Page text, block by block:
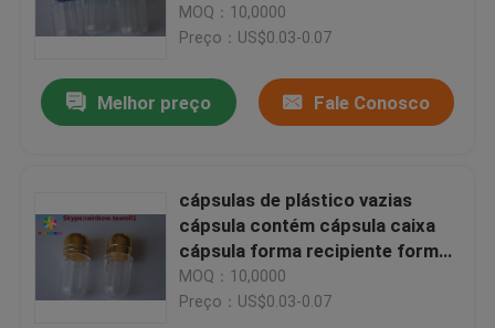
cápsula recipiente de forma
hexagonal frasco de cápsula
MOQ：10,0000
Preço：US$0.03-0.07
Melhor preço Fale Conosco
cápsulas de plástico vazias
cápsula contém cápsula caixa
cápsula forma recipiente forma
hexagonal cápsula garrafa
tampa de plástico vazia
MOQ：10,0000
Preço：US$0.03-0.07